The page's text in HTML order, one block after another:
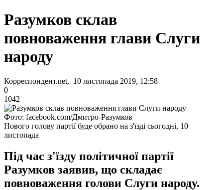
Разумков склав
повноваження глави Слуги
народу
Корреспондент.net, 10 листопада 2019, 12:58
0
1042
Фото: facebook.com/Дмитро-Разумков
Нового голову партії буде обрано на з'їзді сьогодні, 10
листопада
Під час з'їзду політичної партії
Разумков заявив, що складає
повноваження голови Слуги народу.